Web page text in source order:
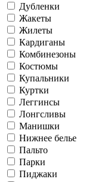
Дубленки
Жакеты
Жилеты
Кардиганы
Комбинезоны
Костюмы
Купальники
Куртки
Леггинсы
Лонгсливы
Манишки
Нижнее белье
Пальто
Парки
Пиджаки